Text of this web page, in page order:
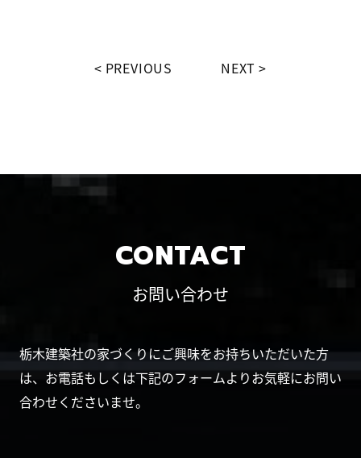
PREVIOUS NEXT
CONTACT
お問い合わせ
栃木建築社の家づくりにご興味をお持ちいただいた方
は、お電話もしくは下記のフォームよりお気軽にお問い
合わせくださいませ。